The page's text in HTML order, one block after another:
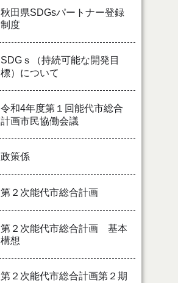
秋田県SDGsパートナー登録
制度
SDGｓ（持続可能な開発目
標）について
令和4年度第１回能代市総合
計画市民協働会議
政策係
第２次能代市総合計画
第２次能代市総合計画 基本
構想
第２次能代市総合計画第２期